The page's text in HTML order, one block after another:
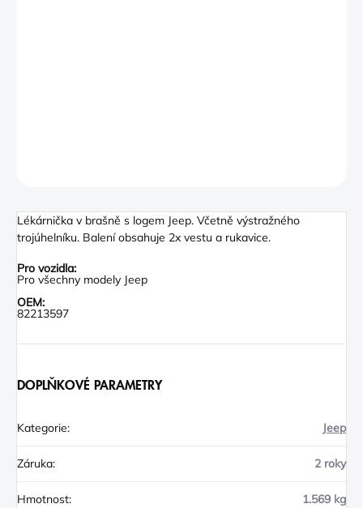
Lékárnička v brašně s logem Jeep. Včetně výstražného
trojúhelníku. Balení obsahuje 2x vestu a rukavice.
Pro vozidla:
Pro všechny modely Jeep
OEM:
82213597
DOPLŇKOVÉ PARAMETRY
Kategorie: Jeep
Záruka: 2 roky
Hmotnost: 1.569 kg